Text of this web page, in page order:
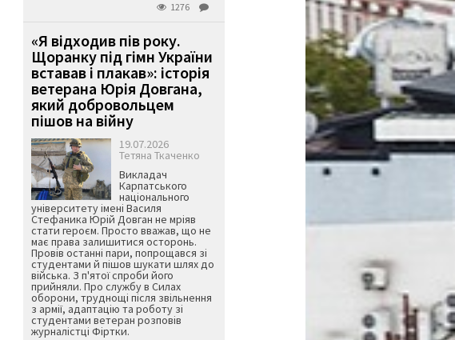
1276
«Я відходив пів року.
Щоранку під гімн України
вставав і плакав»: історія
ветерана Юрія Довгана,
який добровольцем
пішов на війну
19.07.2026
Тетяна Ткаченко
Викладач
Карпатського
національного
університету імені Василя
Стефаника Юрій Довган не мріяв
стати героєм. Просто вважав, що не
має права залишитися осторонь.
Провів останні пари, попрощався зі
студентами й пішов шукати шлях до
війська. З п'ятої спроби його
прийняли. Про службу в Силах
оборони, труднощі після звільнення
з армії, адаптацію та роботу зі
студентами ветеран розповів
журналістці Фіртки.